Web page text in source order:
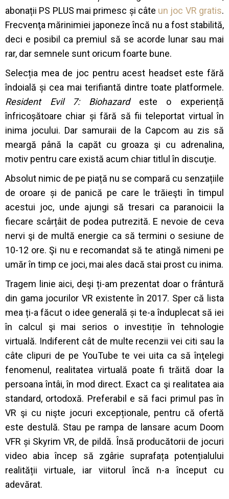
abonații PS PLUS mai primesc și câte un joc VR gratis.
Frecvenţa mărinimiei japoneze încă nu a fost stabilită,
deci e posibil ca premiul să se acorde lunar sau mai
rar, dar semnele sunt oricum foarte bune.
Selecția mea de joc pentru acest headset este fără
îndoială și cea mai terifiantă dintre toate platformele.
Resident Evil 7: Biohazardeste o experiență
înfricoșătoare chiar și fără să fii teleportat virtual în
inima jocului. Dar samuraii de la Capcom au zis să
meargă până la capăt cu groaza şi cu adrenalina,
motiv pentru care există acum chiar titlul în discuţie.
Absolut nimic de pe piață nu se compară cu senzațiile
de oroare și de panică pe care le trăieşti în timpul
acestui joc, unde ajungi să tresari ca paranoicii la
fiecare scârțâit de podea putrezită. E nevoie de ceva
nervi şi de multă energie ca să termini o sesiune de
10-12 ore. Şi nu e recomandat să te atingă nimeni pe
umăr în timp ce joci, mai ales dacă stai prost cu inima.
Tragem linie aici, deşi ți-am prezentat doar o frântură
din gama jocurilor VR existente în 2017. Sper că lista
mea ți-a făcut o idee generală și te-a înduplecat să iei
în calcul şi mai serios o investiție în tehnologie
virtuală. Indiferent cât de multe recenzii vei citi sau la
câte clipuri de pe YouTube te vei uita ca să înţelegi
fenomenul, realitatea virtuală poate fi trăită doar la
persoana întâi, în mod direct. Exact ca şi realitatea aia
standard, ortodoxă. Preferabil e să faci primul pas în
VR şi cu nişte jocuri excepționale, pentru că ofertă
este destulă. Stau pe rampa de lansare acum Doom
VFR și Skyrim VR, de pildă. Însă producătorii de jocuri
video abia încep să zgârie suprafața potențialului
realității virtuale, iar viitorul încă n-a început cu
adevărat.